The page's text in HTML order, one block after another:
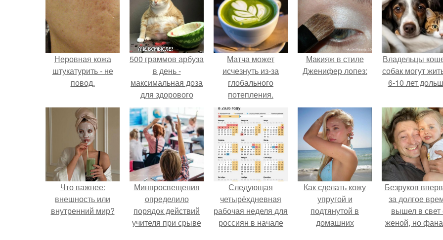
Неровная кожа
штукатурить - не
повод.
500 граммов арбуза
в день -
максимальная доза
для здорового
взрослого,
предупредили
врачи.
Матча может
исчезнуть из-за
глобального
потепления.
Макияж в стиле
Дженифер лопез:
Владельцы
собак могут
6-10 лет
Что важнее:
внешность или
внутренний мир?
Минпросвещения
определило
порядок действий
учителя при срыве
Следующая
четырёхдневная
рабочая неделя для
россиян в начале
Как сделать кожу
упругой и
подтянутой в
домашних
Безруков
за долгое
вышел в свет
женой, но